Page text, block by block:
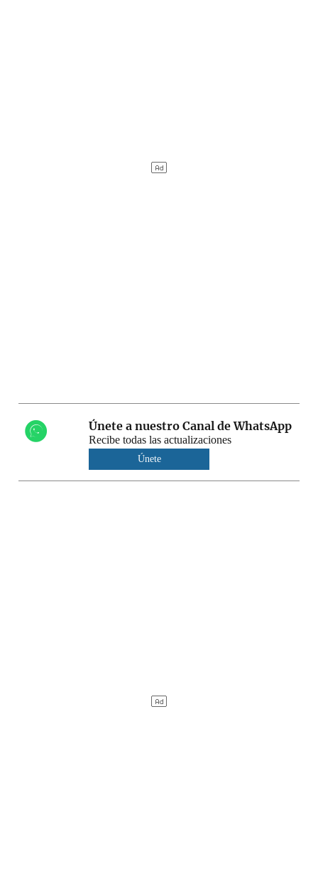
Únete a nuestro Canal de WhatsApp
Recibe todas las actualizaciones
Únete